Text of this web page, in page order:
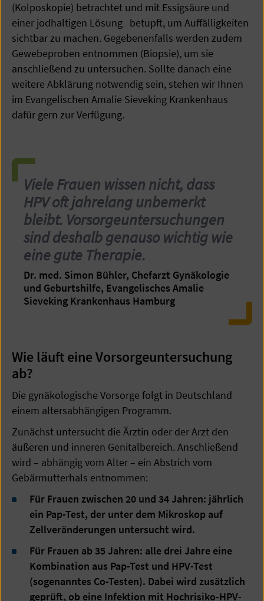
(Kolposkopie) betrachtet und mit Essigsäure und
einer jodhaltigen Lösung betupft, um Auffälligkeiten
sichtbar zu machen. Gegebenenfalls werden zudem
Gewebeproben entnommen (Biopsie), um sie
anschließend zu untersuchen. Sollte danach eine
weitere Abklärung notwendig sein, stehen wir Ihnen
im Evangelischen Amalie Sieveking Krankenhaus
dafür gern zur Verfügung.
Viele Frauen wissen nicht, dass
HPV oft jahrelang unbemerkt
bleibt. Vorsorgeuntersuchungen
sind deshalb genauso wichtig wie
eine gute Therapie.
Dr. med. Simon Bühler, Chefarzt Gynäkologie
und Geburtshilfe, Evangelisches Amalie
Sieveking Krankenhaus Hamburg
Wie läuft eine Vorsorgeuntersuchung
ab?
Die gynäkologische Vorsorge folgt in Deutschland
einem altersabhängigen Programm.
Zunächst untersucht die Ärztin oder der Arzt den
äußeren und inneren Genitalbereich. Anschließend
wird – abhängig vom Alter – ein Abstrich vom
Gebärmutterhals entnommen:
Für Frauen zwischen 20 und 34 Jahren: jährlich
ein Pap-Test, der unter dem Mikroskop auf
Zellveränderungen untersucht wird.
Für Frauen ab 35 Jahren: alle drei Jahre eine
Kombination aus Pap-Test und HPV-Test
(sogenanntes Co-Testen). Dabei wird zusätzlich
geprüft, ob eine Infektion mit Hochrisiko-HPV-